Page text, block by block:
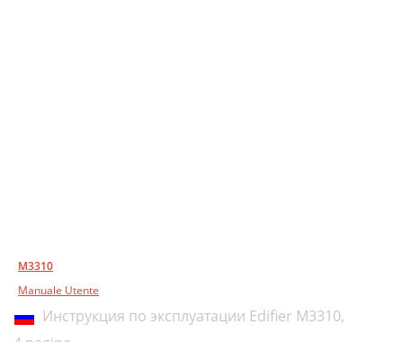
M3310
Manuale Utente
Инструкция по эксплуатации Edifier M3310,